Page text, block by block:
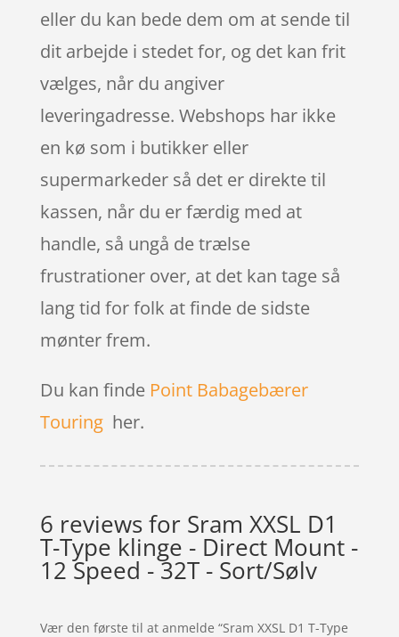
eller du kan bede dem om at sende til
dit arbejde i stedet for, og det kan frit
vælges, når du angiver
leveringadresse. Webshops har ikke
en kø som i butikker eller
supermarkeder så det er direkte til
kassen, når du er færdig med at
handle, så ungå de trælse
frustrationer over, at det kan tage så
lang tid for folk at finde de sidste
mønter frem.
Du kan finde Point Babagebærer
Touringher.
6 reviews for Sram XXSL D1
T-Type klinge - Direct Mount -
12 Speed - 32T - Sort/Sølv
Vær den første til at anmelde “Sram XXSL D1 T-Type